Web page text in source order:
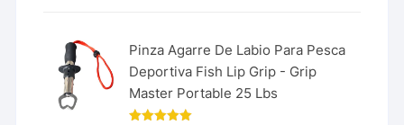
Pinza Agarre De Labio Para Pesca
Deportiva Fish Lip Grip - Grip
Master Portable 25 Lbs